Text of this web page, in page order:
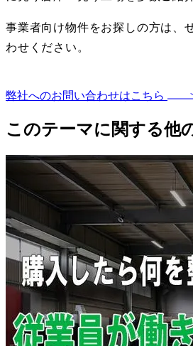
事業者向け物件をお探しの方は、
わせください。
弊社へのお問い合わせはこちら
このテーマに関する他